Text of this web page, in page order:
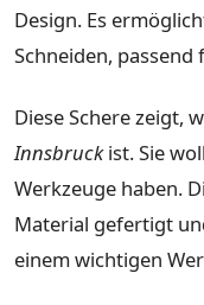
Design. Es
Schneiden,
Diese Schere zeigt,
Innsbruckist. Sie
Werkzeuge haben.
Material gefertigt
einem wichtigen